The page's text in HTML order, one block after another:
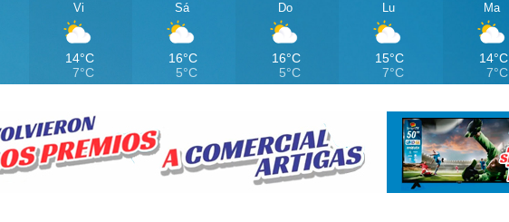
Vi
14°C
7°C
Sá
16°C
5°C
Do
16°C
5°C
Lu
15°C
7°C
Ma
14°C
7°C